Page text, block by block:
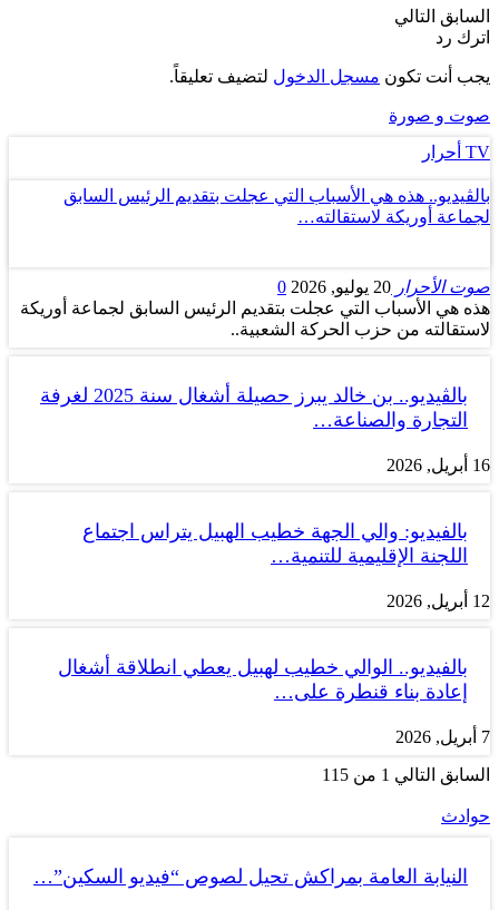
السابق التالي
اترك رد
يجب أنت تكون مسجل الدخول لتضيف تعليقاً.
صوت و صورة
TV أحرار
بالڤيديو.. هذه هي الأسباب التي عجلت بتقديم الرئيس السابق
لجماعة أوريكة لاستقالته…
صوت الأحرار 20 يوليو, 2026
0
هذه هي الأسباب التي عجلت بتقديم الرئيس السابق لجماعة أوريكة
لاستقالته من حزب الحركة الشعبية..
بالڤيديو.. بن خالد يبرز حصيلة أشغال سنة 2025 لغرفة
التجارة والصناعة…
16 أبريل, 2026
بالفيديو: والي الجهة خطيب الهبيل يتراس اجتماع
اللجنة الإقليمية للتنمية…
12 أبريل, 2026
بالفيديو.. الوالي خطيب لهبيل يعطي انطلاقة أشغال
إعادة بناء قنطرة على…
7 أبريل, 2026
السابق التالي 1 من 115
حوادث
النيابة العامة بمراكش تحيل لصوص “فيديو السكين”…